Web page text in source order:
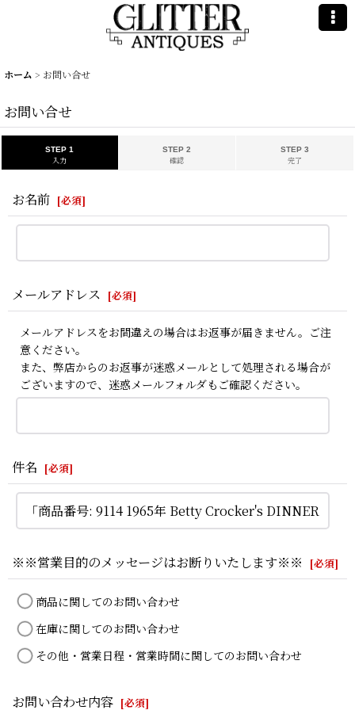
ホーム > お問い合せ
お問い合せ
STEP 1
入力
STEP 2
確認
STEP 3
完了
お名前 [必須]
メールアドレス [必須]
メールアドレスをお間違えの場合はお返事が届きません。ご注
意ください。
また、弊店からのお返事が迷惑メールとして処理される場合が
ございますので、迷惑メールフォルダもご確認ください。
件名 [必須]
※※営業目的のメッセージはお断りいたします※※ [必須]
商品に関してのお問い合わせ
在庫に関してのお問い合わせ
その他・営業日程・営業時間に関してのお問い合わせ
お問い合わせ内容 [必須]